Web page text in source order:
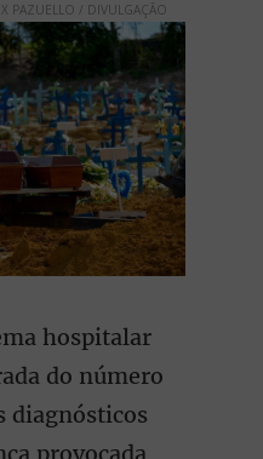
PAZUELLO / DIVULGAÇÃO
hospitalar
do número
diagnósticos